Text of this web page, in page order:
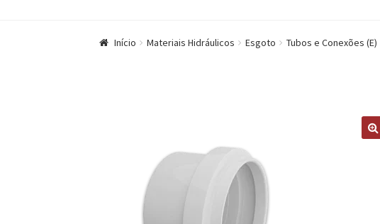
Início Materiais Hidráulicos Esgoto Tubos e Conexões (E)